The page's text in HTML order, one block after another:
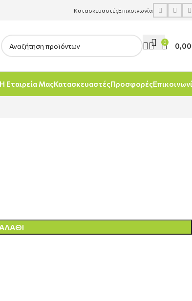
ΚατασκευαστέςΕπικοινωνία
0 0,00
Η Εταιρεία ΜαςΚατασκευαστέςΠροσφορές